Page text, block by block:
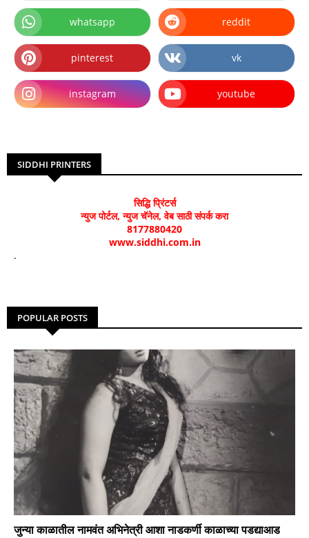
whatsapp reddit
pinterest vk
instagram youtube
SIDDHI PRINTERS
सिद्धि प्रिंटर्स
न्युज पोर्टल, न्युज चॅनेल, वेब साठी संपर्क करा
8177880420
www.siddhi.com.in
.
POPULAR POSTS
जुन्या काळातील नामवंत अभिनेत्री आशा नाडकर्णी काळाच्या पडद्याआड